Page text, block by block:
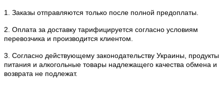
1. Заказы отправляются только после полной предоплаты.
2. Оплата за доставку тарифицируется согласно условиям
перевозчика и производится клиентом.
3. Согласно действующему законодательству Украины, продукты
питания и алкогольные товары надлежащего качества обмена и
возврата не подлежат.